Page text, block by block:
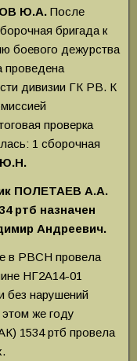
Ю.А. После
бригада к
боевого дежурства
проведена
дивизии ГК РВ. К
проверка
1 сборочная
Ю.Н.
ПОЛЕТАЕВ А.А.
ртб назначен
Андреевич.
в РВСН провела
НГ2А14-01
без нарушений
же году
1534 ртб провела